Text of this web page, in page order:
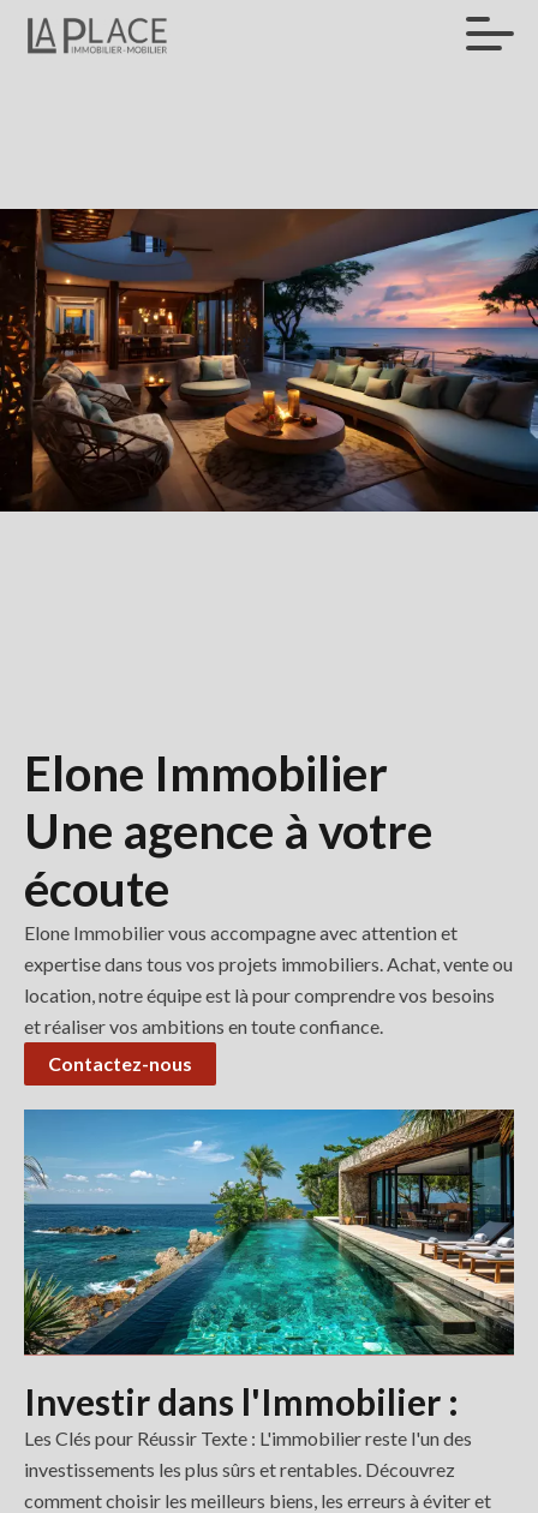
Elone Immobilier
Une agence à votre
écoute
Elone Immobilier vous accompagne avec attention et
expertise dans tous vos projets immobiliers. Achat, vente ou
location, notre équipe est là pour comprendre vos besoins
et réaliser vos ambitions en toute confiance.
Contactez-nous
Investir dans l'Immobilier :
Les Clés pour Réussir Texte : L'immobilier reste l'un des
investissements les plus sûrs et rentables. Découvrez
comment choisir les meilleurs biens, les erreurs à éviter et